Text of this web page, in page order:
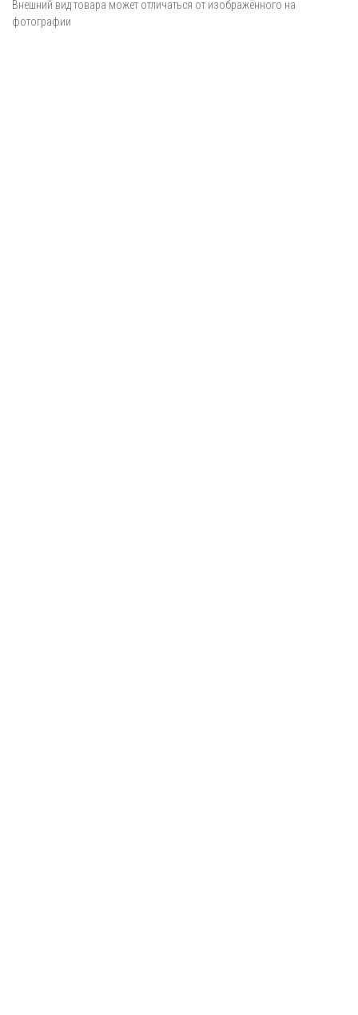
Внешний вид товара может отличаться от изображённого на
фотографии